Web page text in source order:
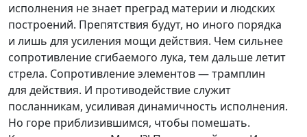
исполнения не знает преград материи и людских
построений. Препятствия будут, но иного порядка
и лишь для усиления мощи действия. Чем сильнее
сопротивление сгибаемого лука, тем дальше летит
стрела. Сопротивление элементов — трамплин
для действия. И противодействие служит
посланникам, усиливая динамичность исполнения.
Но горе приблизившимся, чтобы помешать.